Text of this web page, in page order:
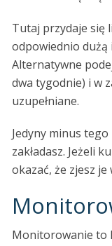
Tutaj przydaje się
odpowiednio dużą
Alternatywne
dwa tygodnie) i w
uzupełniane.
Jedyny minus
zakładasz. Jeżeli
okazać, że zjesz je
Monitorowanie to